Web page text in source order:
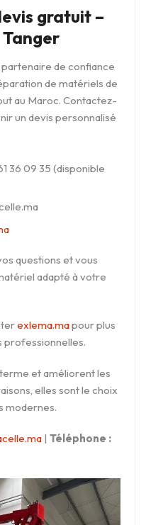
gratuit –
de confiance
de matériels de
au Maroc. Contactez-
un devis personnalisé
36 09 35 (disponible
questions et vous
adapté à votre
exlema.mapour plus
professionnelles.
et améliorent les
elles sont le choix
modernes.
| Téléphone :